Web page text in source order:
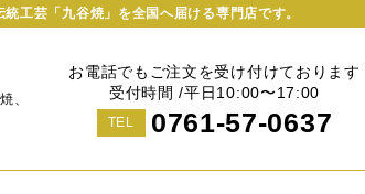
統工芸「九谷焼」を全国へ届ける専門店です。
、
お電話でもご注文を受け付けております
受付時間 /平日10:00〜17:00
TEL 0761-57-0637